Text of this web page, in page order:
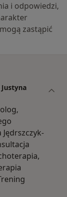
i odpowiedzi,
zastąpić